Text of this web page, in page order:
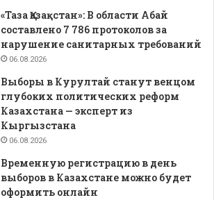
«Таза Қазақстан»: В области Абай
составлено 7 786 протоколов за
нарушение санитарных требований
06.08.2026
Выборы в Курултай станут венцом
глубоких политических реформ
Казахстана — эксперт из
Кыргызстана
06.08.2026
Временную регистрацию в день
выборов в Казахстане можно будет
оформить онлайн